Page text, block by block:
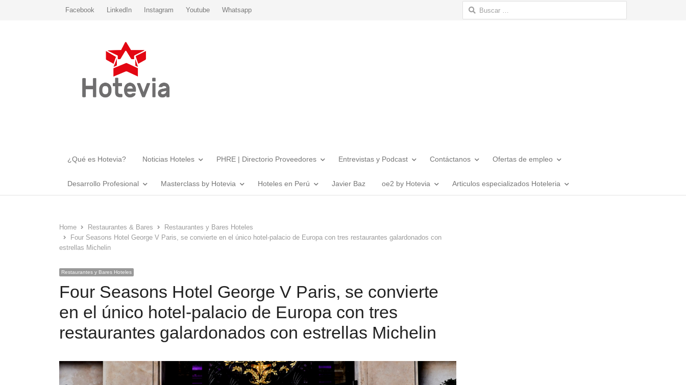
Facebook LinkedIn Instagram Youtube Whatsapp Buscar:
¿Qué es Hotevia? Noticias Hoteles PHRE | Directorio Proveedores Entrevistas y Podcast Contáctanos Ofertas de empleo
Desarrollo Profesional Masterclass by Hotevia Hoteles en Perú Javier Baz oe2 by Hotevia Articulos especializados Hoteleria
Home Restaurantes & Bares
Restaurantes y Bares Hoteles
Four Seasons Hotel George V Paris, se convierte en el único hotel-palacio de Europa con tres restaurantes galardonados con
estrellas Michelin
Restaurantes y Bares Hoteles
Four Seasons Hotel George V Paris, se convierte
en el único hotel-palacio de Europa con tres
restaurantes galardonados con estrellas Michelin